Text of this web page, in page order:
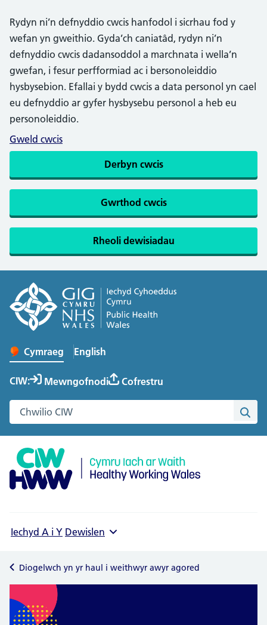
Rydyn ni’n defnyddio cwcis hanfodol i sicrhau fod y
wefan yn gweithio. Gyda’ch caniatâd, rydyn ni’n
defnyddio cwcis dadansoddol a marchnata i wella’n
gwefan, i fesur perfformiad ac i bersonoleiddio
hysbysebion. Efallai y bydd cwcis a data personol yn cael
eu defnyddio ar gyfer hysbysebu personol a heb eu
personoleiddio.
Gweld cwcis
Derbyn cwcis
Gwrthod cwcis
Rheoli dewisiadau
Newid iaith y wefan
Cymraeg English
– Change the language to English
CIW: Mewngofnodi Cofrestru
Chwilio gwefan Cymru Iach ar Waith
Iechyd A i Y Dewislen
Diogelwch yn yr haul i weithwyr awyr agored